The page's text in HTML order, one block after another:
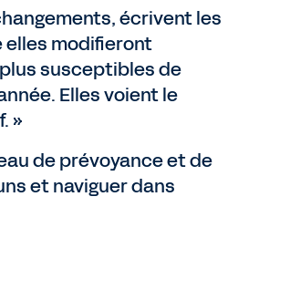
écrivent les
elles modifieront
susceptibles de
Elles voient le
»
de prévoyance et de
et naviguer dans